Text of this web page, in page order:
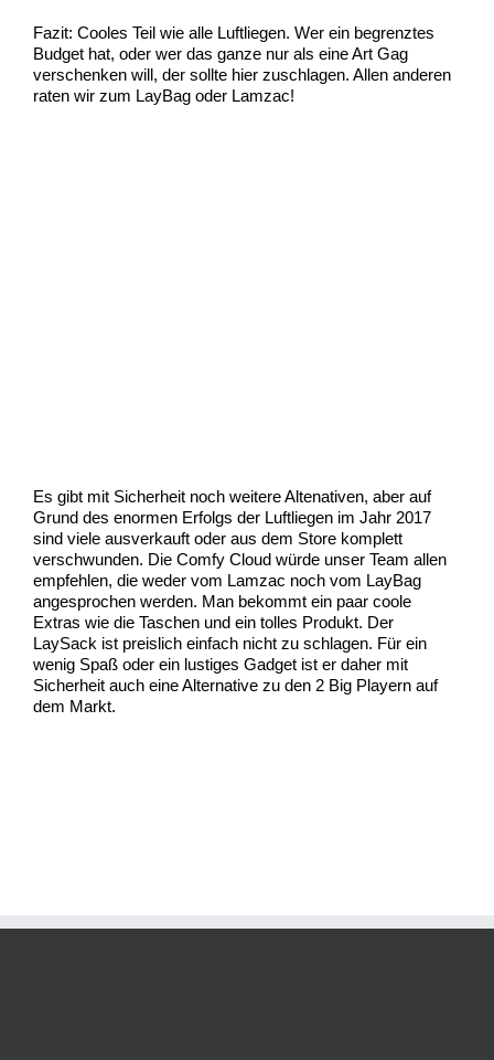
Fazit: Cooles Teil wie alle Luftliegen. Wer ein begrenztes
Budget hat, oder wer das ganze nur als eine Art Gag
verschenken will, der sollte hier zuschlagen. Allen anderen
raten wir zum LayBag oder Lamzac!
Es gibt mit Sicherheit noch weitere Altenativen, aber auf
Grund des enormen Erfolgs der Luftliegen im Jahr 2017
sind viele ausverkauft oder aus dem Store komplett
verschwunden. Die Comfy Cloud würde unser Team allen
empfehlen, die weder vom Lamzac noch vom LayBag
angesprochen werden. Man bekommt ein paar coole
Extras wie die Taschen und ein tolles Produkt. Der
LaySack ist preislich einfach nicht zu schlagen. Für ein
wenig Spaß oder ein lustiges Gadget ist er daher mit
Sicherheit auch eine Alternative zu den 2 Big Playern auf
dem Markt.